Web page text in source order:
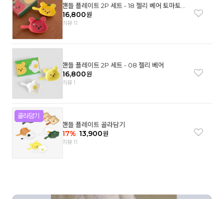
핸들 플레이트 2P 세트 - 18 젤리 베어 토마토
& 망고
16,800원
리뷰 11
핸들 플레이트 2P 세트 - 08 젤리 베어
16,800원
리뷰 1
핸들 플레이트 골라담기
17% 13,900원
리뷰 11